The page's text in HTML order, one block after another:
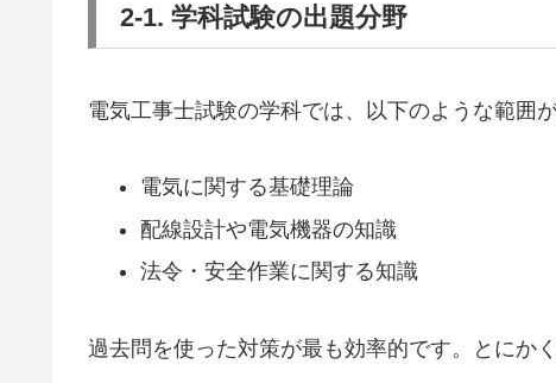
2-1. 学科試験の出題分野
電気工事士試験の学科では、以下のような範囲
電気に関する基礎理論
配線設計や電気機器の知識
法令・安全作業に関する知識
過去問を使った対策が最も効率的です。とにか